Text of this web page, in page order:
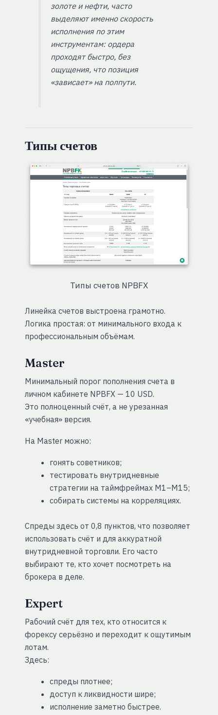
золоте и нефти, часто
выделяют именно скорость
исполнения по этим
инструментам: ордера
проходят быстро, без
ощущения, что позиция
«зависает» на полпути.
Типы счетов
Типы счетов NPBFX
Линейка счетов выстроена грамотно.
Логика простая: от минимального входа к
профессиональным объёмам.
Master
Минимальный порог пополнения счета в
личном кабинете NPBFX — 10 USD.
Это полноценный счёт, а не урезанная
«учебная» версия.
На Master можно:
гонять советников;
тестировать внутридневные
стратегии на таймфреймах M1–M15;
собирать системы на корреляциях.
Спреды здесь от 0,8 пунктов, что позволяет
использовать счёт и для аккуратной
внутридневной торговли. Его часто
выбирают те, кто хочет посмотреть на
брокера в деле.
Expert
Рабочий счёт для тех, кто относится к
форексу серьёзно и переходит к ощутимым
лотам.
Здесь:
спреды плотнее;
доступ к ликвидности шире;
исполнение заметно быстрее.